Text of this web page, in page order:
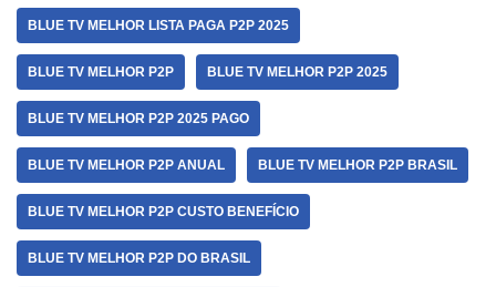
BLUE TV MELHOR LISTA PAGA P2P 2025
BLUE TV MELHOR P2P BLUE TV MELHOR P2P 2025
BLUE TV MELHOR P2P 2025 PAGO
BLUE TV MELHOR P2P ANUAL BLUE TV MELHOR P2P BRASIL
BLUE TV MELHOR P2P CUSTO BENEFÍCIO
BLUE TV MELHOR P2P DO BRASIL